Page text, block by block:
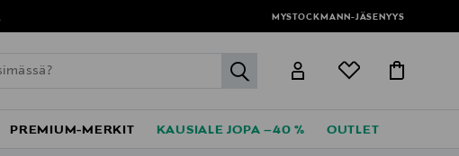
MYSTOCKMANN-JÄSENYYS
label.header.go
PREMIUM-MERKIT KAUSIALE JOPA –40 % OUTLET